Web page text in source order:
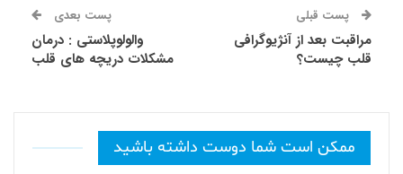
پست قبلی
مراقبت بعد از آنژیوگرافی
قلب چیست؟
پست بعدی
والولوپلاستی : درمان
مشکلات دریچه های قلب
ممکن است شما دوست داشته باشید